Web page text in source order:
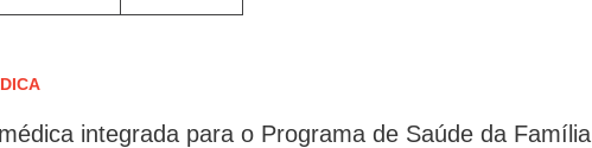
integrada para o Programa de Saúde da Família